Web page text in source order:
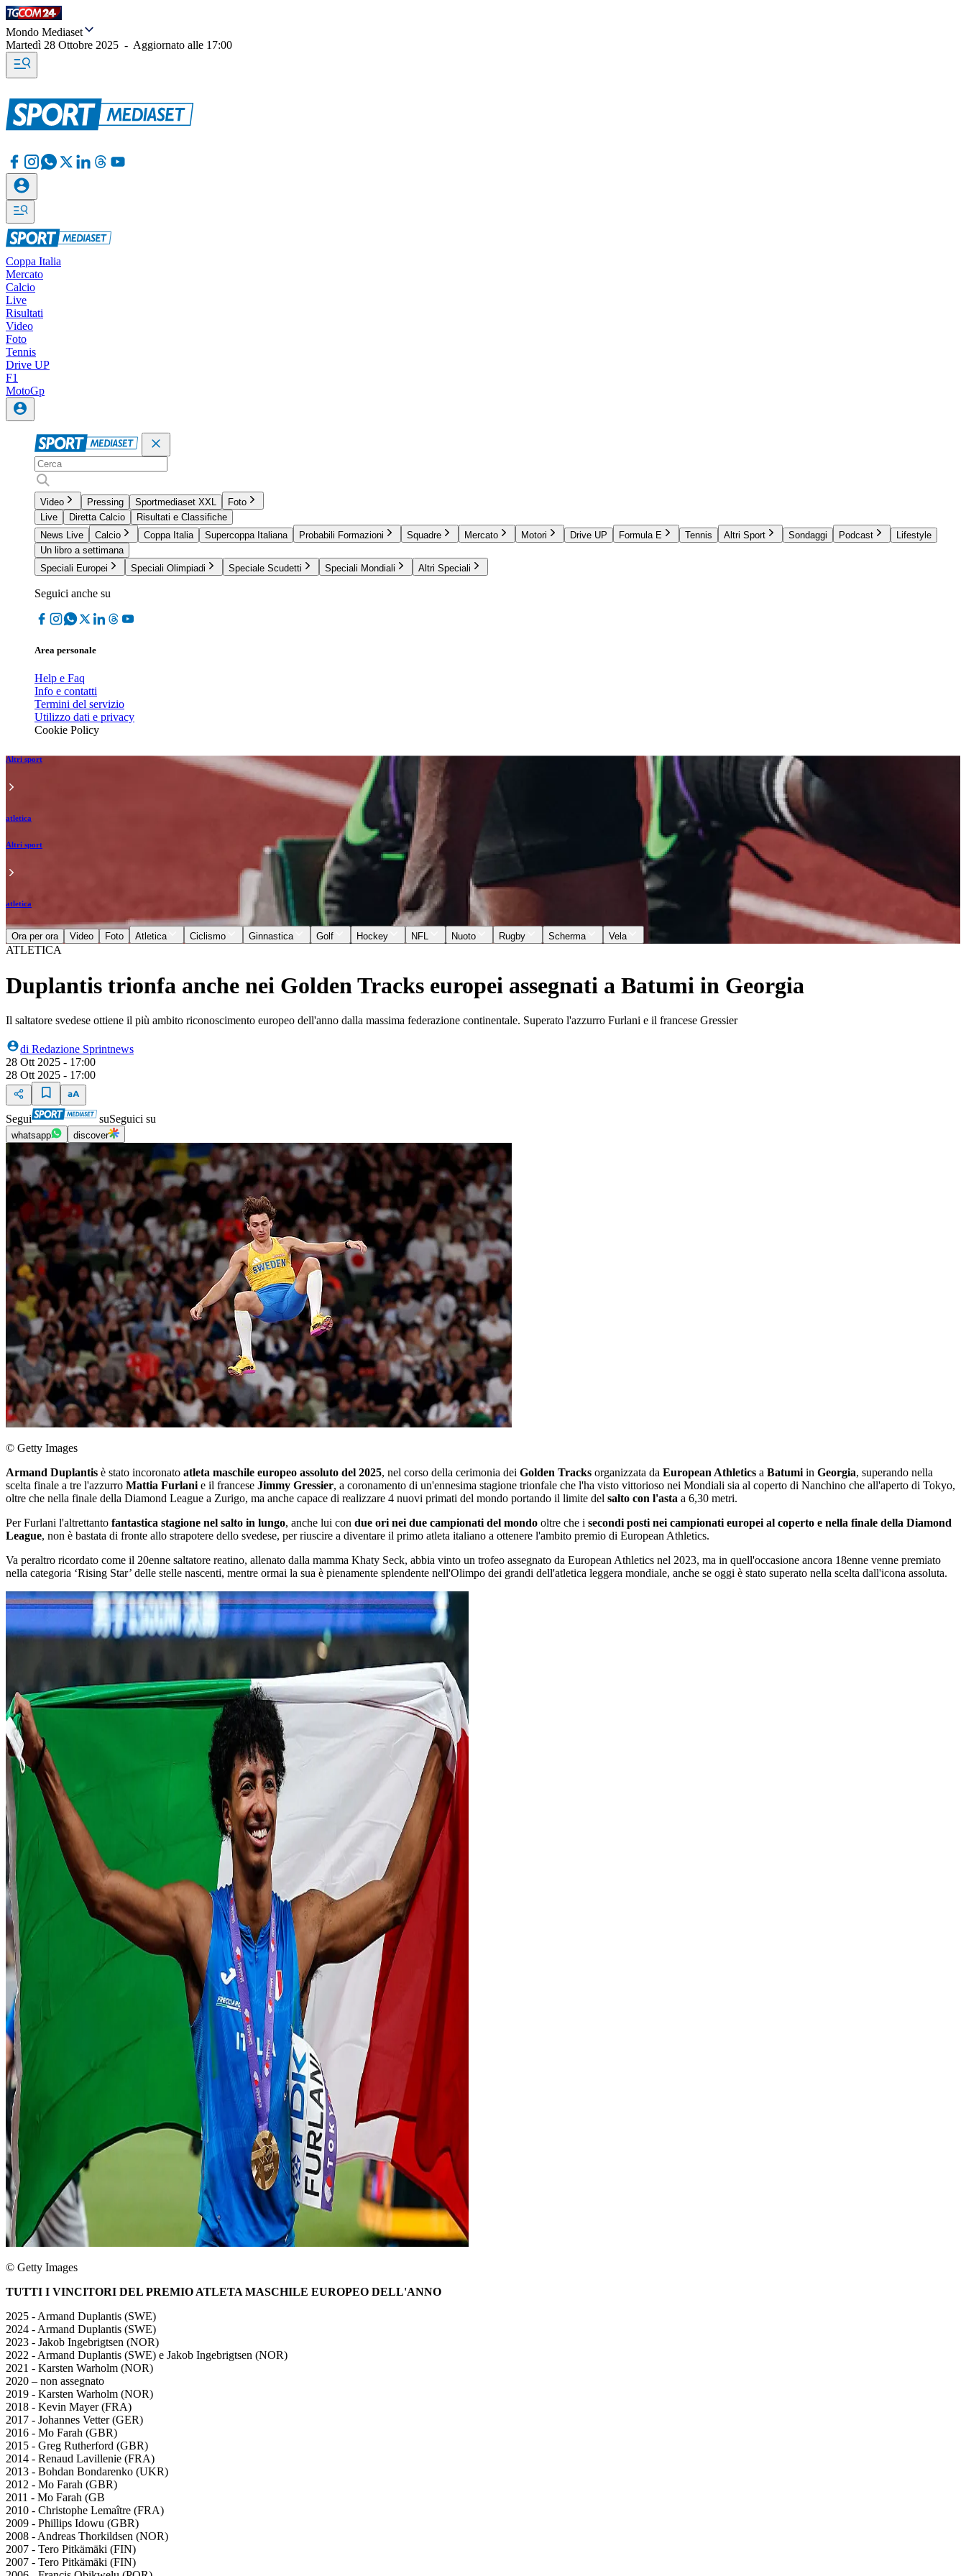
Mondo Mediaset
Martedì 28 Ottobre 2025 - Aggiornato alle 17:00
Coppa Italia
Mercato
Calcio
Live
Risultati
Video
Foto
Tennis
Drive UP
F1
MotoGp
Video Pressing Sportmediaset XXL
Foto
Live
Diretta Calcio
Risultati e Classifiche
News Live
Calcio Coppa Italia Supercoppa Italiana Probabili Formazioni Squadre Mercato Motori Drive UP Formula E Tennis Altri Sport Sondaggi Podcast
Lifestyle
Un libro a settimana
Speciali Europei
Speciali Olimpiadi Speciale Scudetti Speciali Mondiali Altri Speciali
Seguici anche su
Area personale
Help e Faq
Info e contatti
Termini del servizio
Utilizzo dati e privacy
Cookie Policy
Altri sport
atletica
Altri sport
atletica
Ora per ora Video Foto Atletica Ciclismo Ginnastica Golf Hockey NFL Nuoto Rugby Scherma Vela
ATLETICA
Duplantis trionfa anche nei Golden Tracks europei assegnati a Batumi in Georgia
Il saltatore svedese ottiene il più ambito riconoscimento europeo dell'anno dalla massima federazione continentale. Superato l'azzurro Furlani e il francese Gressier
di Redazione Sprintnews
28 Ott 2025 - 17:00
28 Ott 2025 - 17:00
Segui suSeguici su
whatsapp discover
© Getty Images
Armand Duplantis è stato incoronato atleta maschile europeo assoluto del 2025, nel corso della cerimonia dei Golden Tracks organizzata da European Athletics a Batumi in Georgia, superando nella
scelta finale a tre l'azzurro Mattia Furlani e il francese Jimmy Gressier, a coronamento di un'ennesima stagione trionfale che l'ha visto vittorioso nei Mondiali sia al coperto di Nanchino che all'aperto di Tokyo,
oltre che nella finale della Diamond League a Zurigo, ma anche capace di realizzare 4 nuovi primati del mondo portando il limite del salto con l'asta a 6,30 metri.
Per Furlani l'altrettanto fantastica stagione nel salto in lungo, anche lui con due ori nei due campionati del mondo oltre che i secondi posti nei campionati europei al coperto e nella finale della Diamond
League, non è bastata di fronte allo strapotere dello svedese, per riuscire a diventare il primo atleta italiano a ottenere l'ambito premio di European Athletics.
Va peraltro ricordato come il 20enne saltatore reatino, allenato dalla mamma Khaty Seck, abbia vinto un trofeo assegnato da European Athletics nel 2023, ma in quell'occasione ancora 18enne venne premiato
nella categoria ‘Rising Star’ delle stelle nascenti, mentre ormai la sua è pienamente splendente nell'Olimpo dei grandi dell'atletica leggera mondiale, anche se oggi è stato superato nella scelta dall'icona assoluta.
© Getty Images
TUTTI I VINCITORI DEL PREMIO ATLETA MASCHILE EUROPEO DELL'ANNO
2025 - Armand Duplantis (SWE)
2024 - Armand Duplantis (SWE)
2023 - Jakob Ingebrigtsen (NOR)
2022 - Armand Duplantis (SWE) e Jakob Ingebrigtsen (NOR)
2021 - Karsten Warholm (NOR)
2020 – non assegnato
2019 - Karsten Warholm (NOR)
2018 - Kevin Mayer (FRA)
2017 - Johannes Vetter (GER)
2016 - Mo Farah (GBR)
2015 - Greg Rutherford (GBR)
2014 - Renaud Lavillenie (FRA)
2013 - Bohdan Bondarenko (UKR)
2012 - Mo Farah (GBR)
2011 - Mo Farah (GB
2010 - Christophe Lemaître (FRA)
2009 - Phillips Idowu (GBR)
2008 - Andreas Thorkildsen (NOR)
2007 - Tero Pitkämäki (FIN)
2007 - Tero Pitkämäki (FIN)